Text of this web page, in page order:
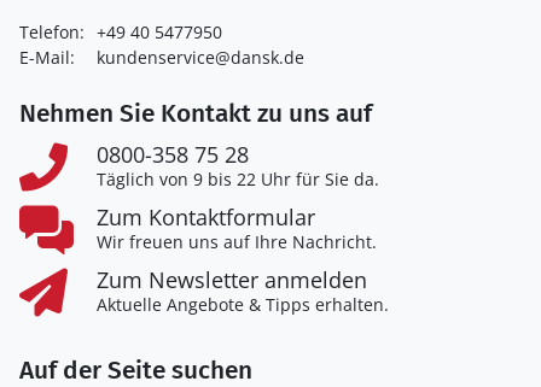
Telefon: +49 40 5477950
E-Mail:
kundenservice@dansk.de
Nehmen Sie Kontakt zu uns auf
0800-358 75 28
Täglich von 9 bis 22 Uhr für Sie da.
Zum Kontaktformular
Wir freuen uns auf Ihre Nachricht.
Zum Newsletter anmelden
Aktuelle Angebote & Tipps erhalten.
Auf der Seite suchen